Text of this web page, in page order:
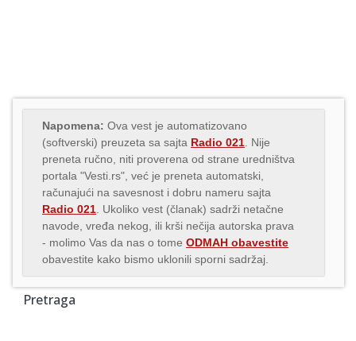
Napomena: Ova vest je automatizovano
(softverski) preuzeta sa sajta Radio 021 . Nije
preneta ručno, niti proverena od strane uredništva
portala "Vesti.rs", već je preneta automatski,
računajući na savesnost i dobru nameru sajta
Radio 021 . Ukoliko vest (članak) sadrži netačne
navode, vređa nekog, ili krši nečija autorska prava
- molimo Vas da nas o tome ODMAH obavestite
obavestite kako bismo uklonili sporni sadržaj.
Pretraga